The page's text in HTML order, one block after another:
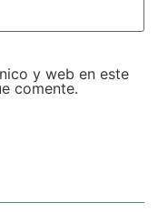
y web en este
comente.